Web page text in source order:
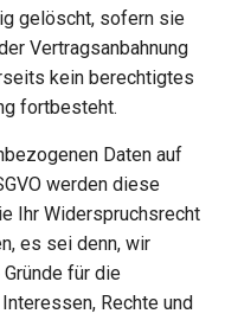
gelöscht, sofern sie
Vertragsanbahnung
kein berechtigtes
fortbesteht.
Daten auf
werden diese
Ihr Widerspruchsrecht
es sei denn, wir
für die
Rechte und